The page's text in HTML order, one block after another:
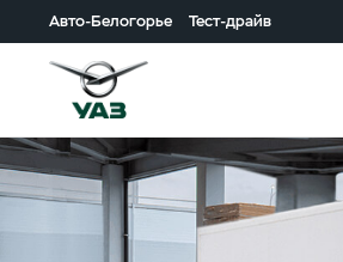
Авто-Белогорье Тест-драйв